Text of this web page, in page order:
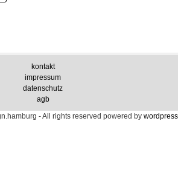
kontakt
impressum
datenschutz
agb
- All rights reserved powered by wordpress